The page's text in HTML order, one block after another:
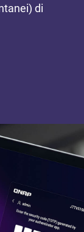
di